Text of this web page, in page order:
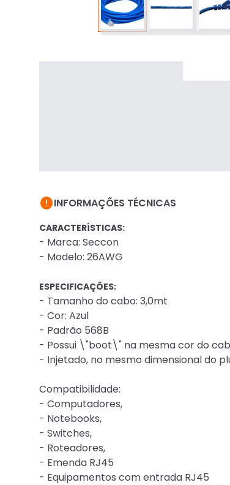
INFORMAÇÕES TÉCNICAS
CARACTERÍSTICAS:
- Marca: Seccon
- Modelo: 26AWG
ESPECIFICAÇÕES:
- Tamanho do cabo: 3,0mt
- Cor: Azul
- Padrão 568B
- Possui \"boot\" na mesma cor do
- Injetado, no mesmo dimensional do
Compatibilidade:
- Computadores,
- Notebooks,
- Switches,
- Roteadores,
- Emenda RJ45
- Equipamentos com entrada RJ45